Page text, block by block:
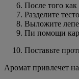
После того как
Разделите
Выложите
Пи помощи
Поставьте
Аромат привлечет